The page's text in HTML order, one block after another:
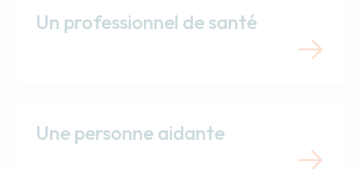
Un professionnel de santé
Une personne aidante